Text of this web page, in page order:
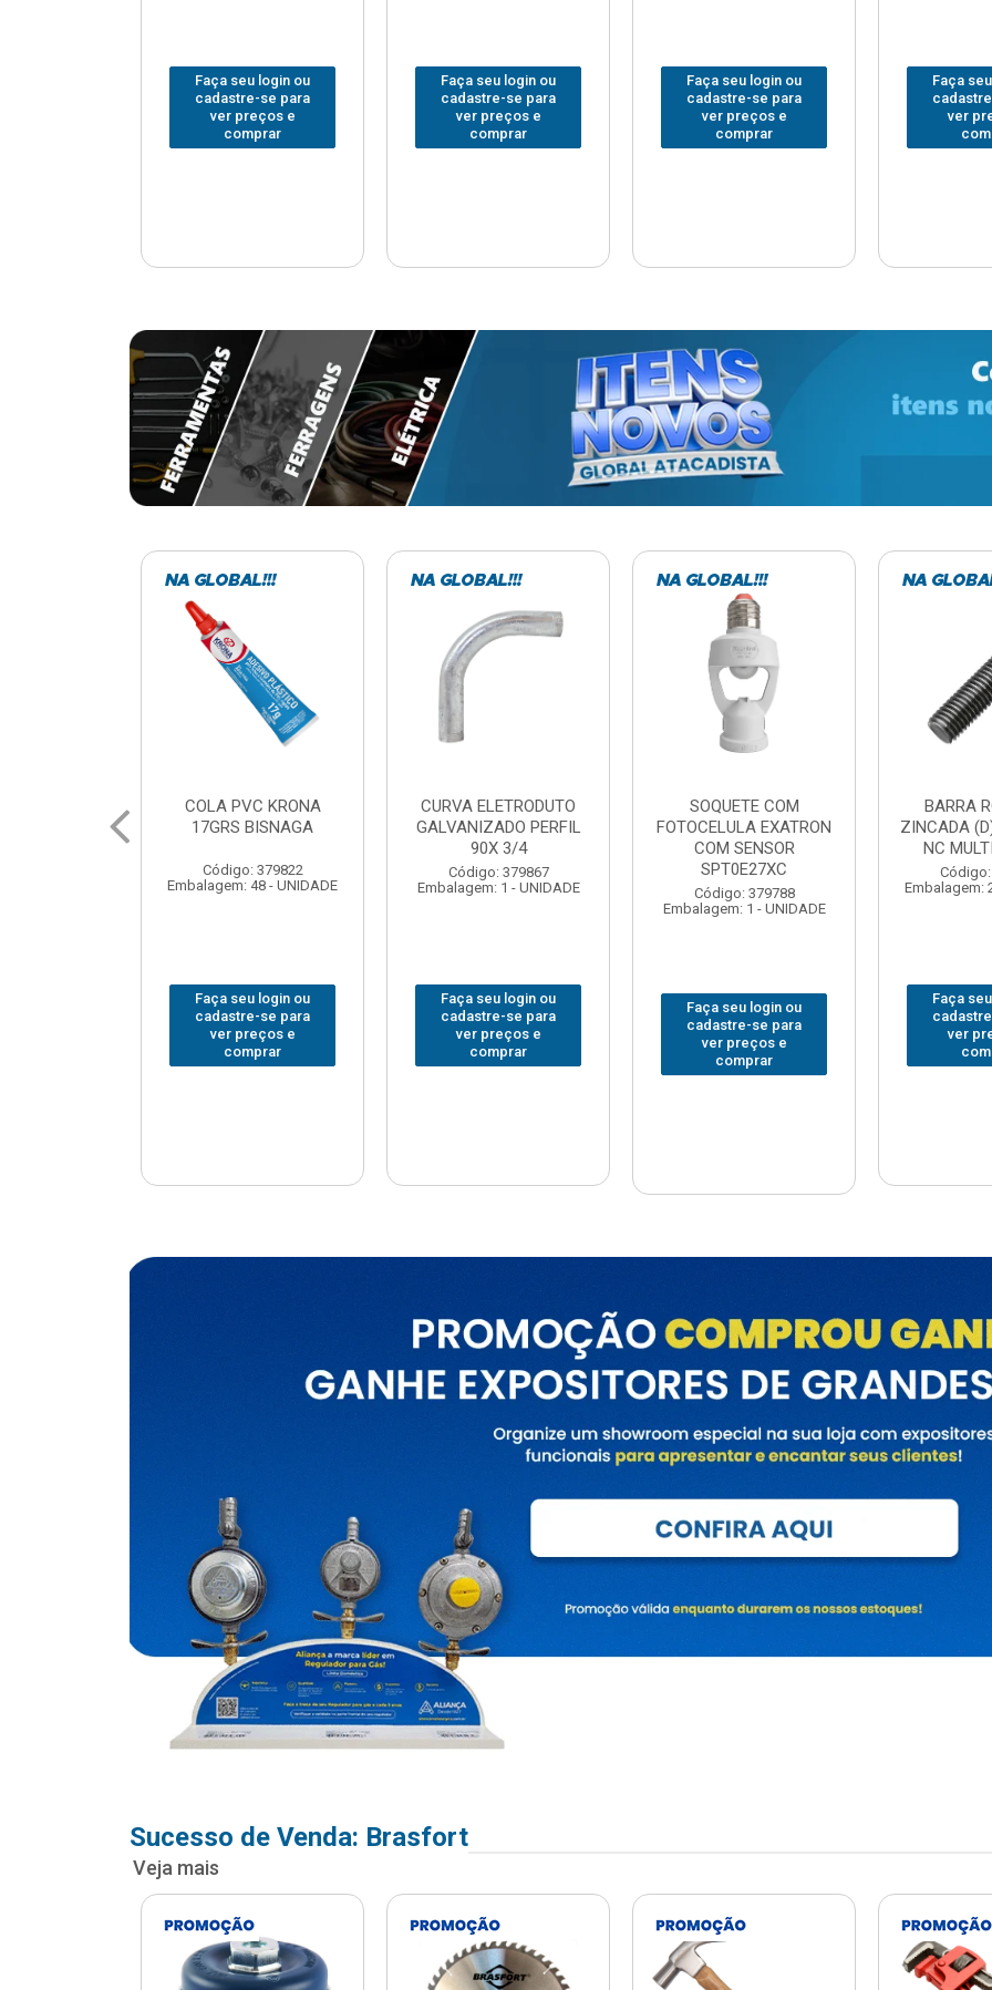
Faça seu login ou
cadastre-se para
ver preços e
comprar
Faça seu login ou
cadastre-se para
ver preços e
comprar
Faça seu login ou
cadastre-se para
ver preços e
comprar
Faça
ver
CURVA ELETRODUTO
GALVANIZADO PERFIL
Código: 379867
Embalagem: 1 - UNIDADE
Faça seu login ou
cadastre-se para
ver preços e
comprar
SOQUETE COM
FOTOCELULA EXATRON
COM SENSOR
SPT0E27XC
Código: 379788
Faça seu login ou
cadastre-se para
ver preços e
comprar
BARRA ROSCADA
ZINCADA (D) 5/16”X1MT
NC MULTIBARRAS
Código: 379806
Embalagem: 20 - UNIDADE
Faça seu login ou
cadastre-se para
ver preços e
comprar
JOMARCA
Embalagem:
Faça
ver
Sucesso de Venda: Brasfort
Veja mais